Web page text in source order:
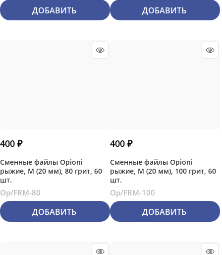
ДОБАВИТЬ ДОБАВИТЬ
400 ₽
Сменные файлы Opioni
рыжие, М (20 мм), 80 грит, 60
шт.
Op/FRM-80
ДОБАВИТЬ
400 ₽
Сменные файлы Opioni
рыжие, М (20 мм), 100 грит, 60
шт.
Op/FRM-100
ДОБАВИТЬ